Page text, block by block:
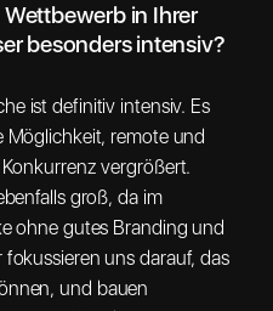
in Ihrer
besonders intensiv?
ist definitiv intensiv. Es
Möglichkeit, remote und
vergrößert.
groß, da im
ohne gutes Branding und
uns darauf, das
und bauen